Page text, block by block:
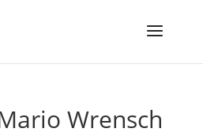
Wrensch